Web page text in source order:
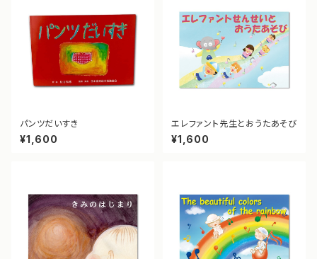
パンツだいすき
¥1,600
エレファント先生とおうたあそび
¥1,600